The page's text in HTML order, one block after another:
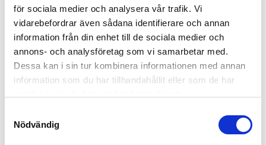
för sociala medier och analysera vår trafik. Vi
vidarebefordrar även sådana identifierare och annan
information från din enhet till de sociala medier och
annons- och analysföretag som vi samarbetar med.
Dessa kan i sin tur kombinera informationen med annan
information som du har tillhandahållit eller som de har
Nödvändig
Finns i lager
Skapa konto